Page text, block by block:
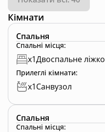
Кімнати
Спальня
Спальні місця:
x1Двоспальне ліжко
Прилеглі кімнати:
x1Санвузол
Спальня
Спальні місця: